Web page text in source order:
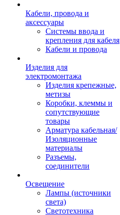
Кабели, провода и
аксессуары
Системы ввода и
крепления для кабеля
Кабели и провода
Изделия для
электромонтажа
Изделия крепежные,
метизы
Коробки, клеммы и
сопутствующие
товары
Арматура кабельная/
Изоляционные
материалы
Разъемы,
соединители
Освещение
Лампы (источники
света)
Светотехника